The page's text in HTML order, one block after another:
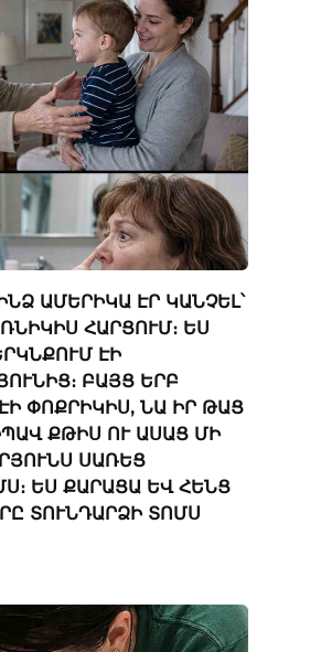
ԱՄԵՐԻԿԱ ԷՐ ԿԱՆՉԵԼ՝
ՀԱՐՑՈՒՄ։ ԵՍ
ԷԻ
ԲԱՅՑ ԵՐԲ
ՓՈՔՐԻԿԻՍ, ՆԱ ԻՐ ԹԱՑ
ՔԹԻՍ ՈՒ ԱՍԱՑ ՄԻ
ՍԱՌԵՑ
ԵՍ ՔԱՐԱՑԱ ԵՎ ՀԵՆՑ
ՏՈՒՆԴԱՐՁԻ ՏՈՄՍ